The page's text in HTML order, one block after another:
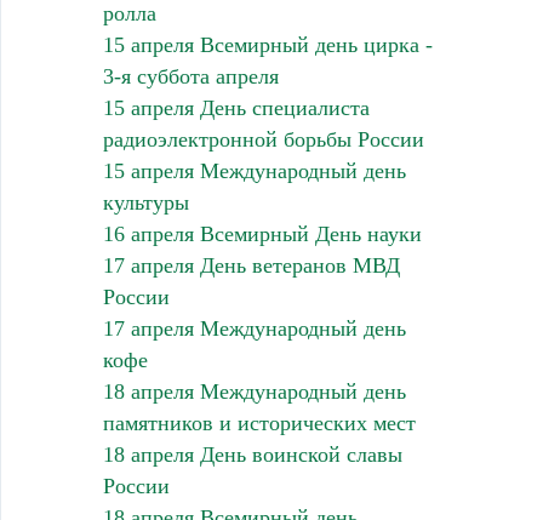
ролла
15 апреля Всемирный день цирка -
3-я суббота апреля
15 апреля День специалиста
радиоэлектронной борьбы России
15 апреля Международный день
культуры
16 апреля Всемирный День науки
17 апреля День ветеранов МВД
России
17 апреля Международный день
кофе
18 апреля Международный день
памятников и исторических мест
18 апреля День воинской славы
России